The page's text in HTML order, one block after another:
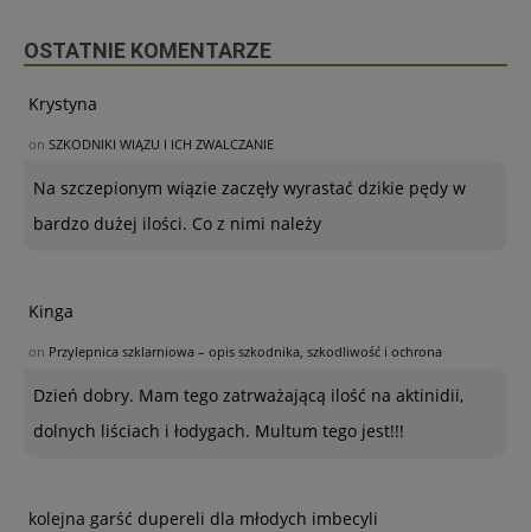
OSTATNIE KOMENTARZE
Krystyna
on SZKODNIKI WIĄZU I ICH ZWALCZANIE
Na szczepionym wiązie zaczęły wyrastać dzikie pędy w
bardzo dużej ilości. Co z nimi należy
Kinga
on Przylepnica szklarniowa – opis szkodnika, szkodliwość i ochrona
Dzień dobry. Mam tego zatrważającą ilość na aktinidii,
dolnych liściach i łodygach. Multum tego jest!!!
kolejna garść dupereli dla młodych imbecyli